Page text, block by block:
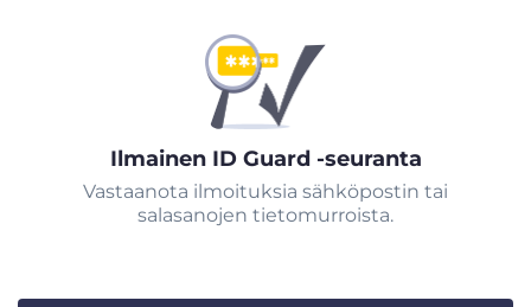
Ilmainen ID Guard -seuranta
Vastaanota ilmoituksia sähköpostin tai
salasanojen tietomurroista.